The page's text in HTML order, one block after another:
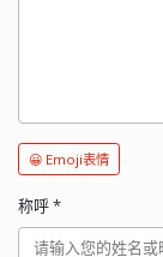
😀 Emoji表情
称呼*